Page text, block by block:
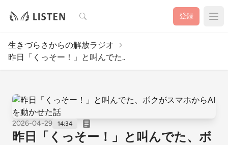
検索 登録
生きづらさからの解放ラジオ
昨日「くっそー！」と叫んでた..
2026-04-29 14:34
昨日「くっそー！」と叫んでた、ボ